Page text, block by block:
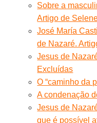
Sobre a
Artigo de
José María
de Nazaré.
Jesus de
Excluídas
O “caminho da
A condenação
Jesus de
que é possível